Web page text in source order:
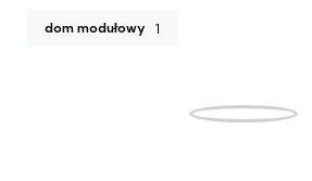
dom modułowy 1